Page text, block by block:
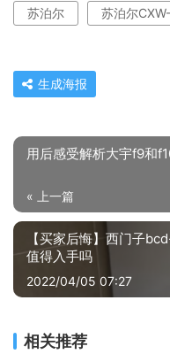
苏泊尔 苏泊尔
生成海报
用后感受解析大宇f9和
« 上一篇
【买家后悔】西门子
值得入手吗
2022/04/05 07:27
相关推荐